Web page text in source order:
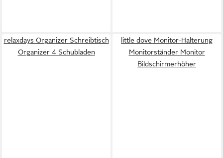
relaxdays Organizer Schreibtisch
Organizer 4 Schubladen
little dove Monitor-Halterung
Monitorständer Monitor
Bildschirmerhöher